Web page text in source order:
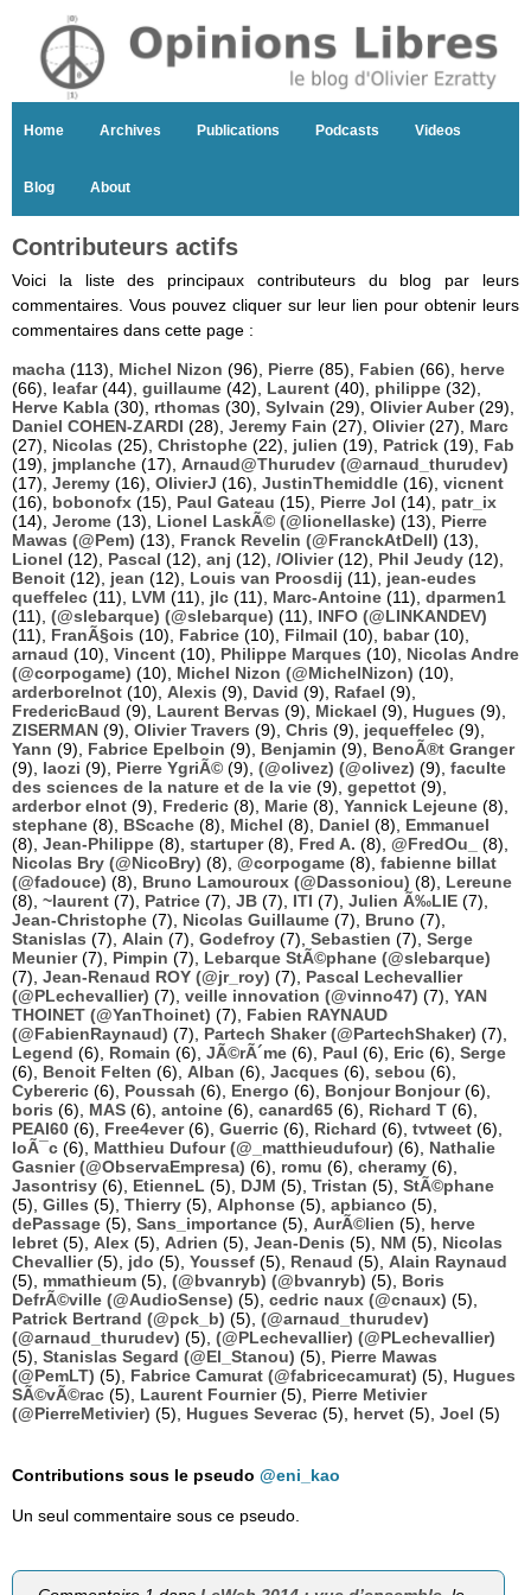
Home Archives Publications Podcasts Videos
Blog About
Contributeurs actifs
Voici la liste des principaux contributeurs du blog par leurs
commentaires. Vous pouvez cliquer sur leur lien pour obtenir leurs
commentaires dans cette page :
macha (113), Michel Nizon (96), Pierre (85), Fabien (66), herve
(66), leafar(44), guillaume (42), Laurent (40), philippe (32),
Herve Kabla (30), rthomas (30), Sylvain (29), Olivier Auber(29),
Daniel COHEN-ZARDI (28), Jeremy Fain (27), Olivier(27), Marc
(27), Nicolas (25), Christophe (22), julien (19), Patrick (19), Fab
(19), jmplanche (17), Arnaud@Thurudev (@arnaud_thurudev)
(17), Jeremy (16), OlivierJ (16), JustinThemiddle (16), vicnent
(16), bobonofx (15), Paul Gateau (15), Pierre Jol (14), patr_ix
(14), Jerome (13), Lionel LaskÃ© (@lionellaske) (13), Pierre
Mawas (@Pem) (13), Franck Revelin (@FranckAtDell) (13),
Lionel (12), Pascal (12), anj (12), /Olivier(12), Phil Jeudy (12),
Benoit (12), jean (12), Louis van Proosdij (11), jean-eudes
queffelec (11), LVM (11), jlc (11), Marc-Antoine (11), dparmen1
(11), (@slebarque) (@slebarque) (11), INFO (@LINKANDEV)
(11), FranÃ§ois (10), Fabrice (10), Filmail (10), babar(10),
arnaud (10), Vincent (10), Philippe Marques (10), Nicolas Andre
(@corpogame) (10), Michel Nizon (@MichelNizon) (10),
arderborelnot (10), Alexis (9), David (9), Rafael (9),
FredericBaud (9), Laurent Bervas (9), Mickael (9), Hugues (9),
ZISERMAN (9), Olivier Travers (9), Chris (9), jequeffelec (9),
Yann (9), Fabrice Epelboin (9), Benjamin (9), BenoÃ®t Granger
(9), laozi (9), Pierre YgriÃ© (9), (@olivez) (@olivez) (9), faculte
des sciences de la nature et de la vie (9), gepettot (9),
arderbor elnot (9), Frederic (8), Marie (8), Yannick Lejeune (8),
stephane (8), BScache (8), Michel (8), Daniel (8), Emmanuel
(8), Jean-Philippe (8), startuper(8), Fred A. (8), @FredOu_
(8),
Nicolas Bry (@NicoBry) (8), @corpogame (8), fabienne billat
(@fadouce) (8), Bruno Lamouroux (@Dassoniou) (8), Lereune
(8), ~laurent (7), Patrice (7), JB (7), ITI (7), Julien Ã‰LIE (7),
Jean-Christophe (7), Nicolas Guillaume (7), Bruno (7),
Stanislas (7), Alain (7), Godefroy (7), Sebastien (7), Serge
Meunier(7), Pimpin (7), Lebarque StÃ©phane (@slebarque)
(7), Jean-Renaud ROY (@jr_roy) (7), Pascal Lechevallier
(@PLechevallier) (7), veille innovation (@vinno47) (7), YAN
THOINET (@YanThoinet) (7), Fabien RAYNAUD
(@FabienRaynaud) (7), Partech Shaker (@PartechShaker) (7),
Legend (6), Romain (6), JÃ©rÃ´me (6), Paul (6), Eric (6), Serge
(6), Benoit Felten (6), Alban (6), Jacques (6), sebou (6),
Cybereric (6), Poussah (6), Energo (6), Bonjour Bonjour(6),
boris (6), MAS (6), antoine (6), canard65 (6), Richard T (6),
PEAI60 (6), Free4ever(6), Guerric (6), Richard (6), tvtweet (6),
loÃ¯c (6), Matthieu Dufour (@_matthieudufour) (6), Nathalie
Gasnier (@ObservaEmpresa) (6), romu (6), cheramy (6),
Jasontrisy (6), EtienneL (5), DJM (5), Tristan (5), StÃ©phane
(5), Gilles (5), Thierry (5), Alphonse (5), apbianco (5),
dePassage (5), Sans_importance (5), AurÃ©lien (5), herve
lebret (5), Alex (5), Adrien (5), Jean-Denis (5), NM (5), Nicolas
Chevallier(5), jdo (5), Youssef (5), Renaud (5), Alain Raynaud
(5), mmathieum (5), (@bvanryb) (@bvanryb) (5), Boris
DefrÃ©ville (@AudioSense) (5), cedric naux (@cnaux) (5),
Patrick Bertrand (@pck_b) (5), (@arnaud_thurudev)
(@arnaud_thurudev) (5), (@PLechevallier) (@PLechevallier)
(5), Stanislas Segard (@El_Stanou) (5), Pierre Mawas
(@PemLT) (5), Fabrice Camurat (@fabricecamurat) (5), Hugues
SÃ©vÃ©rac (5), Laurent Fournier(5), Pierre Metivier
(@PierreMetivier) (5), Hugues Severac (5), hervet (5), Joel (5)
Contributions sous le pseudo @eni_kao
Un seul commentaire sous ce pseudo.